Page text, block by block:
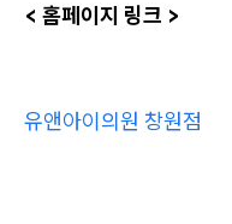
< 홈페이지 링크 >
유앤아이의원 창원점